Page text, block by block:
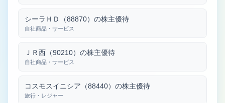
シーラＨＤ（88870）の株主優待
自社商品・サービス
ＪＲ西（90210）の株主優待
自社商品・サービス
コスモスイニシア（88440）の株主優待
旅行・レジャー